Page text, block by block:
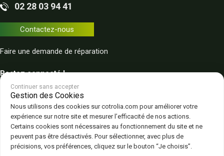
02 28 03 94 41
Contactez-nous
Faire une demande de réparation
Restez connecté !
Plan du site Politique de confidentialité Mentions légales
Continuer sans accepter
Gestion des Cookies
Nous utilisons des cookies sur cotrolia.com pour améliorer votre
expérience sur notre site et mesurer l’efficacité de nos actions.
Certains cookies sont nécessaires au fonctionnement du site et ne
peuvent pas être désactivés. Pour sélectionner, avec plus de
précisions, vos préférences, cliquez sur le bouton “Je choisis”.